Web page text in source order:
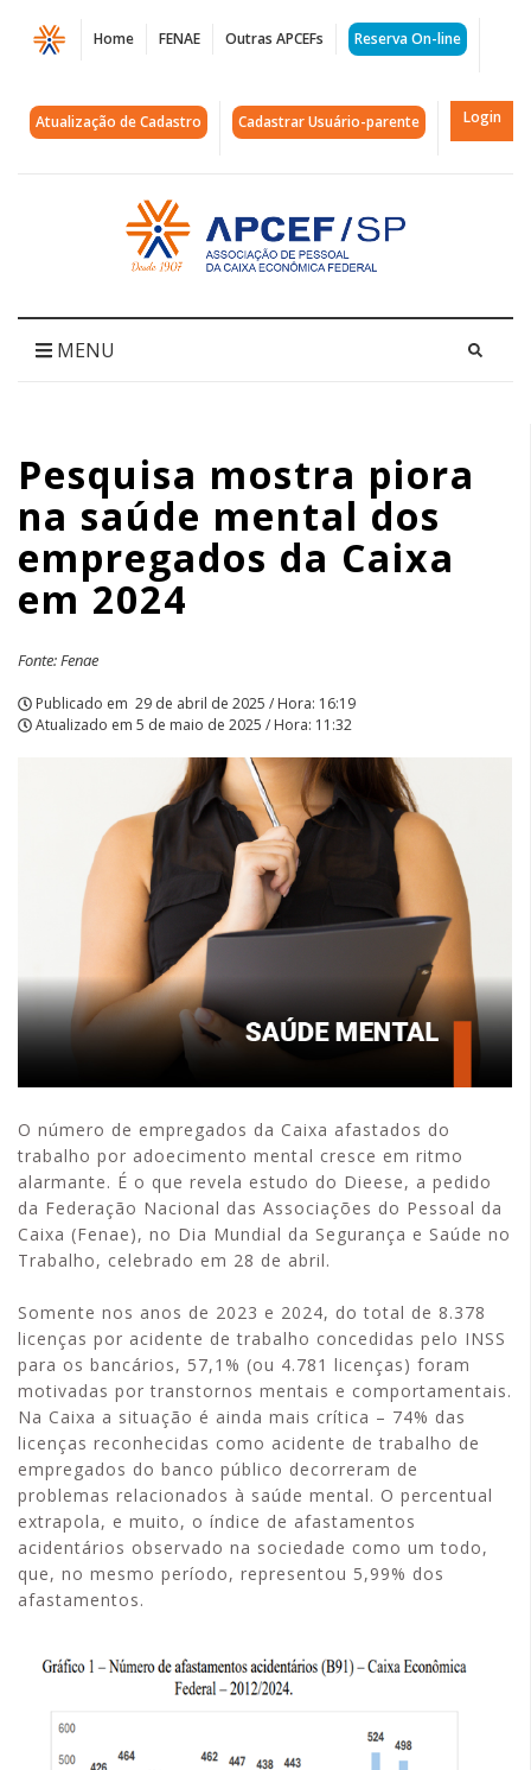
Página
Pesquisa
mostra
dos
Caixa
em
2024
|
APCEF/SP
Home FENAE Outras APCEFs Reserva On-line
Atualização de Cadastro Cadastrar Usuário-parente Login
Acessar
página
inicial
MENU
Pesquisa mostra piora
na saúde mental dos
empregados da Caixa
em 2024
Fonte: Fenae
Publicado em 29 de abril de 2025 / Hora: 16:19
Atualizado em 5 de maio de 2025 / Hora: 11:32
O número de empregados da Caixa afastados do
trabalho por adoecimento mental cresce em ritmo
alarmante. É o que revela estudo do Dieese, a pedido
da Federação Nacional das Associações do Pessoal da
Caixa (Fenae), no Dia Mundial da Segurança e Saúde no
Trabalho, celebrado em 28 de abril.
Somente nos anos de 2023 e 2024, do total de 8.378
licenças por acidente de trabalho concedidas pelo INSS
para os bancários, 57,1% (ou 4.781 licenças) foram
motivadas por transtornos mentais e comportamentais.
Na Caixa a situação é ainda mais crítica – 74% das
licenças reconhecidas como acidente de trabalho de
empregados do banco público decorreram de
problemas relacionados à saúde mental. O percentual
extrapola, e muito, o índice de afastamentos
acidentários observado na sociedade como um todo,
que, no mesmo período, representou 5,99% dos
afastamentos.